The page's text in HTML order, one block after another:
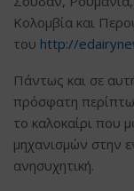
Κολομβία και
του http://
Πάντως και σε
πρόσφατη
το καλοκαίρι που
μηχανισμών στην
ανησυχητική.